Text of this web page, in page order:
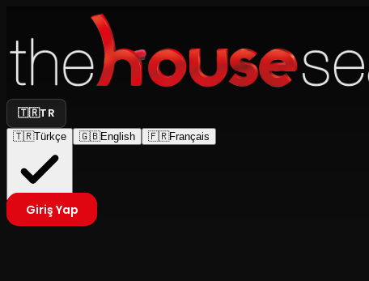
🇹🇷TR
🇹🇷Türkçe 🇬🇧English 🇫🇷Français
Giriş Yap